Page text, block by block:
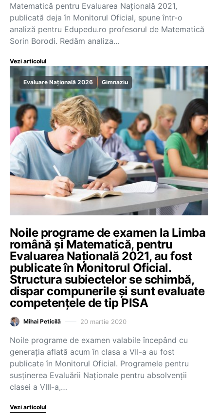
Matematică pentru Evaluarea Națională 2021,
publicată deja în Monitorul Oficial, spune într-o
analiză pentru Edupedu.ro profesorul de Matematică
Sorin Borodi. Redăm analiza…
Vezi articolul
Evaluare Națională 2026 Gimnaziu
Noile programe de examen la Limba
română și Matematică, pentru
Evaluarea Națională 2021, au fost
publicate în Monitorul Oficial.
Structura subiectelor se schimbă,
dispar compunerile și sunt evaluate
competențele de tip PISA
Mihai Peticilă 20 martie 2020
Noile programe de examen valabile începând cu
generația aflată acum în clasa a VII-a au fost
publicate în Monitorul Oficial. Programele pentru
susținerea Evaluării Naționale pentru absolvenții
clasei a VIII-a,…
Vezi articolul